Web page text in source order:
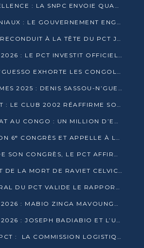
BOURSES D’EXCELLENCE : LA SNPC ENVOIE QUATRE NOUVEAUX TALENTS CONGOLAIS SE FORMER À BAKOU
MARCHÉS DOMANIAUX : LE GOUVERNEMENT ENGAGE LA STRUCTURATION DES TAXES D’ASSAINISSEMENT
PIERRE MOUSSA RECONDUIT À LA TÊTE DU PCT JUSQU’EN 2031
PRÉSIDENTIELLE 2026 : LE PCT INVESTIT OFFICIELLEMENT DENIS SASSOU NGUESSO
DENIS SASSOU-N’GUESSO EXHORTE LES CONGOLAIS À L’UNITÉ ET AU FAIR-PLAY DÉMOCRATIQUE EN 2026
RÉVEILLON D’ARMES 2025 : DENIS SASSOU-N’GUESSO GARANTIT DES ÉLECTIONS 2026 PAISIBLES ET SÉCURISÉES
CONGRÈS DU PCT : LE CLUB 2002 RÉAFFIRME SON SOUTIEN À DENIS SASSOU-N’GUESSO POUR 2026
ENTREPRENEURIAT AU CONGO : UN MILLION D’EUROS POUR FINANCER LES STARTUPS DÈS 2026
LE PCT OUVRE SON 6ᵉ CONGRÈS ET APPELLE À LA CANDIDATURE DE DENIS SASSOU NGUESSO
À TROIS JOURS DE SON CONGRÈS, LE PCT AFFIRME AVOIR ATTEINT TOUS SES OBJECTIFS
CE QUE L’ON SAIT DE LA MORT DE RAVIET CELVIC N’TSIANTSIE
LE COMITÉ CENTRAL DU PCT VALIDE LE RAPPORT DU CONGRÈS ET SOUTIENT DENIS SASSOU N’GUESSO
PRÉSIDENTIELLE 2026 : MABIO ZINGA MAVOUNGOU DÉCLARE SA CANDIDATURE ET CHARGE LE BILAN DU PCT
PRÉSIDENTIELLE 2026 : JOSEPH BADIABIO ET L’UDH-YUKI JOUENT LA PRUDENCE
6ᵉ CONGRÈS DU PCT : LA COMMISSION LOGISTIQUE ASSURE LA DISTRIBUTION DES KITS